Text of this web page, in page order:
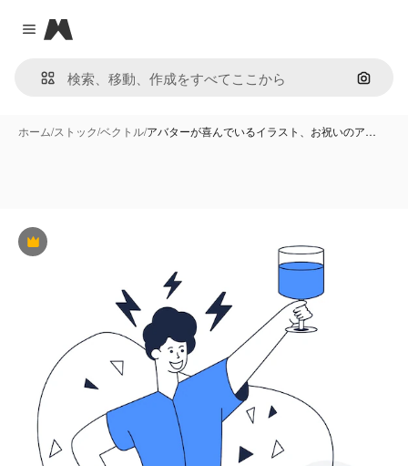
Close menu
Magnific
画像で
ホーム/ストック/ベクトル/アバターが喜んでいるイラスト、お祝いのア…
Premium